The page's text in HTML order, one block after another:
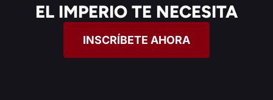
EL IMPERIO TE NECESITA
INSCRÍBETE AHORA